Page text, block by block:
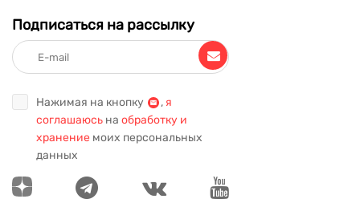
Подписаться на рассылку
Нажимая на кнопку , я
соглашаюсь на обработку и
хранение моих персональных
данных